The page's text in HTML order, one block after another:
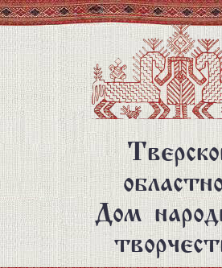
Перейти
к
основному
содержанию
Дом